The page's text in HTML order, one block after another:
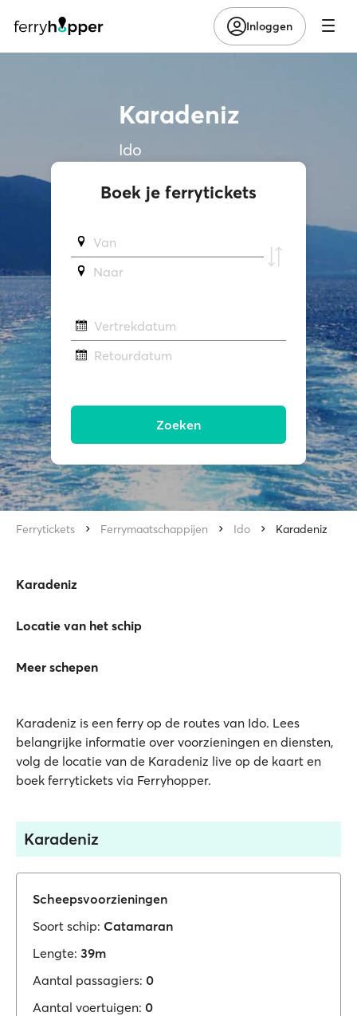
Inloggen
Karadeniz
Ido
Boek je ferrytickets
Van
Naar
Vertrekdatum
Retourdatum
Zoeken
Ferrytickets Ferrymaatschappijen Ido Karadeniz
Karadeniz
Locatie van het schip
Meer schepen
Karadeniz is een ferry op de routes van Ido. Lees
belangrijke informatie over voorzieningen en diensten,
volg de locatie van de Karadeniz live op de kaart en
boek ferrytickets via Ferryhopper.
Karadeniz
Scheepsvoorzieningen
Soort schip: Catamaran
Lengte: 39m
Aantal passagiers: 0
Aantal voertuigen: 0